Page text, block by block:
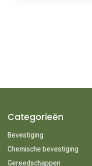
Categorieën
Bevestiging
Chemische bevestiging
Gereedschappen